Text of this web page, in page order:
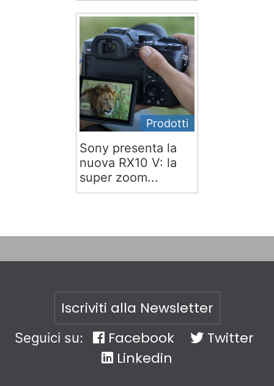
Prodotti
Sony presenta la
nuova RX10 V: la
super zoom...
Iscriviti alla Newsletter
Seguici su: Facebook
Twitter
Linkedin